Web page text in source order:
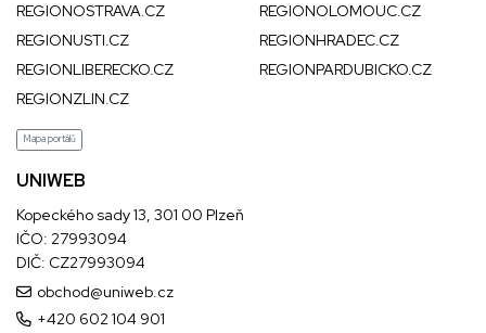
REGIONOSTRAVA.CZ
REGIONOLOMOUC.CZ
REGIONUSTI.CZ
REGIONHRADEC.CZ
REGIONLIBERECKO.CZ
REGIONPARDUBICKO.CZ
REGIONZLIN.CZ
Mapa portálů
UNIWEB
Kopeckého sady 13, 301 00 Plzeň
IČO: 27993094
DIČ: CZ27993094
obchod@uniweb.cz
+420 602 104 901